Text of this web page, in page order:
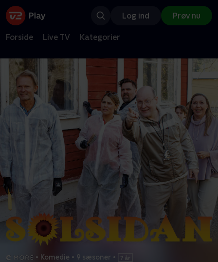
Log ind Prøv nu
Forside Live TV Kategorier
• Komedie • 9 sæsoner •